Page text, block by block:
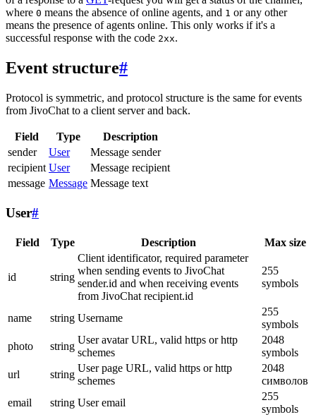
where 0 means the absence of online agents, and 1 or any other
means the presence of agents online. This only works if it's a
successful response with the code 2xx.
Event structure#
Protocol is symmetric, and protocol structure is the same for events
from JivoChat to a client server and back.
Field Type
Description
sender
User
Message sender
recipient User
Message recipient
message Message Message text
User#
Field Type Description Max size
id string
Client identificator, required parameter
when sending events to JivoChat
sender.id and when receiving events
from JivoChat recipient.id
255
symbols
name string Username
255
symbols
photo
string
User avatar URL, valid https or http
schemes
2048
symbols
url
string
User page URL, valid https or http
schemes
2048
символов
email
string User email
255
symbols